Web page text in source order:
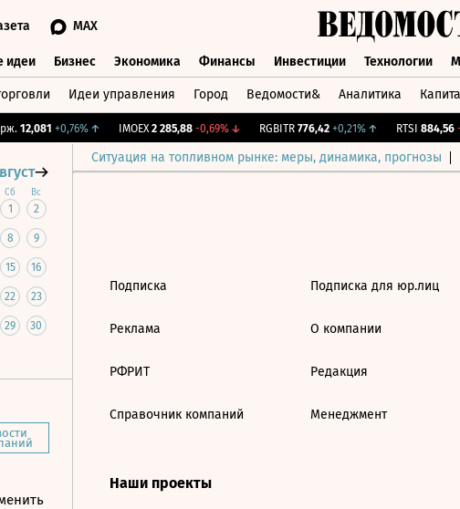
MAX
идеи Бизнес Экономика Финансы Инвестиции Технологии
Идеи управления Город Ведомости& Аналитика
12,081 +0,76%↑ IMOEX 2 285,88 -0,69%↓ RGBITR 776,42 +0,21%↑ RTSI 884,56 -
Ситуация на топливном рынке: меры, динамика, прогнозы
Сб Вс
1 2
8 9
15 16
22 23
29 30
Подписка
Реклама
РФРИТ
Справочник компаний
Подписка для юр.лиц
О компании
Редакция
Менеджмент
Наши проекты